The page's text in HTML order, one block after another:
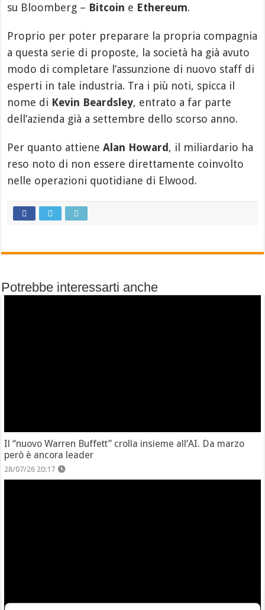
su Bloomberg – Bitcoin e Ethereum.
Proprio per poter preparare la propria compagnia
a questa serie di proposte, la società ha già avuto
modo di completare l’assunzione di nuovo staff di
esperti in tale industria. Tra i più noti, spicca il
nome di Kevin Beardsley, entrato a far parte
dell’azienda già a settembre dello scorso anno.
Per quanto attieneAlan Howard, il miliardario ha
reso noto di non essere direttamente coinvolto
nelle operazioni quotidiane di Elwood.
Potrebbe interessarti anche
Il “nuovo Warren Buffett” crolla insieme all’AI. Da marzo
però è ancora leader
28/07/26 20:17